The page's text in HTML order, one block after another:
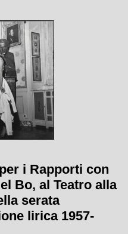
e con la regia di
i Rapporti con
Bo, al Teatro alla
serata
lirica 1957-